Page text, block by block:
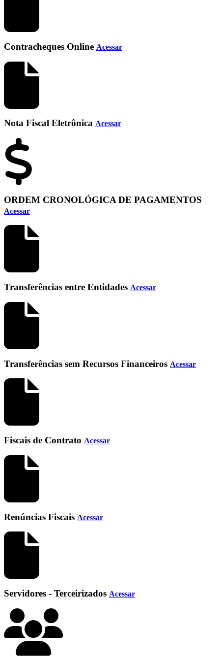
Contracheques Online Acessar
Nota Fiscal Eletrônica Acessar
ORDEM CRONOLÓGICA DE PAGAMENTOS
Acessar
Transferências entre Entidades Acessar
Transferências sem Recursos Financeiros Acessar
Fiscais de Contrato Acessar
Renúncias Fiscais Acessar
Servidores - Terceirizados Acessar